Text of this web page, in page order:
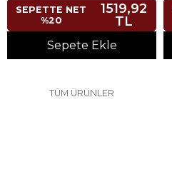
SEPETTE NET
%20
1519,92
TL
Sepete Ekle
TÜM ÜRÜNLER